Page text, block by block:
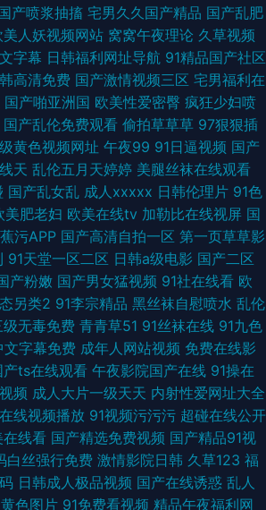
产喷浆抽搐 宅男久久国产精品 国产乱肥
美人妖视频网站 窝窝午夜理论 久草视频
字幕 日韩福利网址导航 91精品国产社区
高清免费 国产激情视频三区 宅男福利在
国产啪亚洲国 欧美性爱密臀 疯狂少妇喷
国产乱伦免费观看 偷拍草草草 97狠狠插
黄色视频网址 午夜99 91日逼视频 国产
天 乱伦五月天婷婷 美腿丝袜在线观看
国产乱女乱 成人xxxxx 日韩伦理片 91色
美肥老妇 欧美在线tv 加勒比在线视屏 国
污APP 国产高清自拍一区 第一页草草影
91天堂一区二区 日韩a级电影 国产二区
产粉嫩 国产男女猛视频 91社在线看 欧
另类2 91李宗精品 黑丝袜自慰喷水 乱伦
级无毒免费 青青草51 91丝袜在线 91九色
文字幕免费 成年人网站视频 免费在线影
产ts在线观看 午夜影院国产在线 91操在
频 成人大片一级天天 内射性爱网址大全
线视频播放 91视频污污污 超碰在线公开
在线看 国产精选免费视频 国产精品91视
白丝强行免费 激情影院日韩 久草123 福
日韩成人极品视频 国产在线诱惑 乱人
色图片 91免费看视频 精品午夜福利网